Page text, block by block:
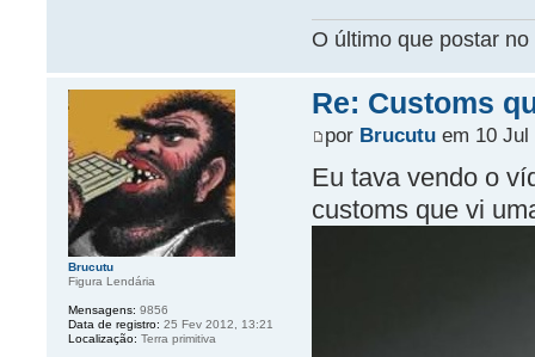
O último que postar
Re: Customs
por Brucutuem 10 Jul
Eu tava vendo o
customs que vi
Brucutu
Figura Lendária
Mensagens: 9856
Data de registro: 25 Fev 2012, 13:21
Localização: Terra primitiva